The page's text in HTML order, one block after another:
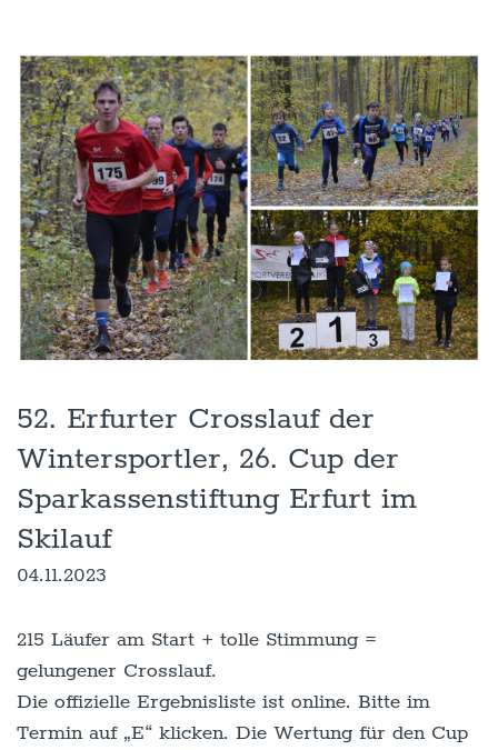
52. Erfurter Crosslauf der
Wintersportler, 26. Cup der
Sparkassenstiftung Erfurt im
Skilauf
04.11.2023
215 Läufer am Start + tolle Stimmung =
gelungener Crosslauf.
Die offizielle Ergebnisliste ist online. Bitte im
Termin auf „E“ klicken. Die Wertung für den Cup